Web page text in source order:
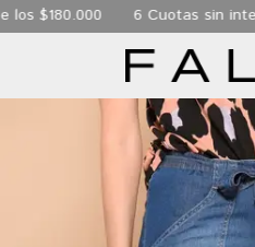
$180.000 6 Cuotas sin interés